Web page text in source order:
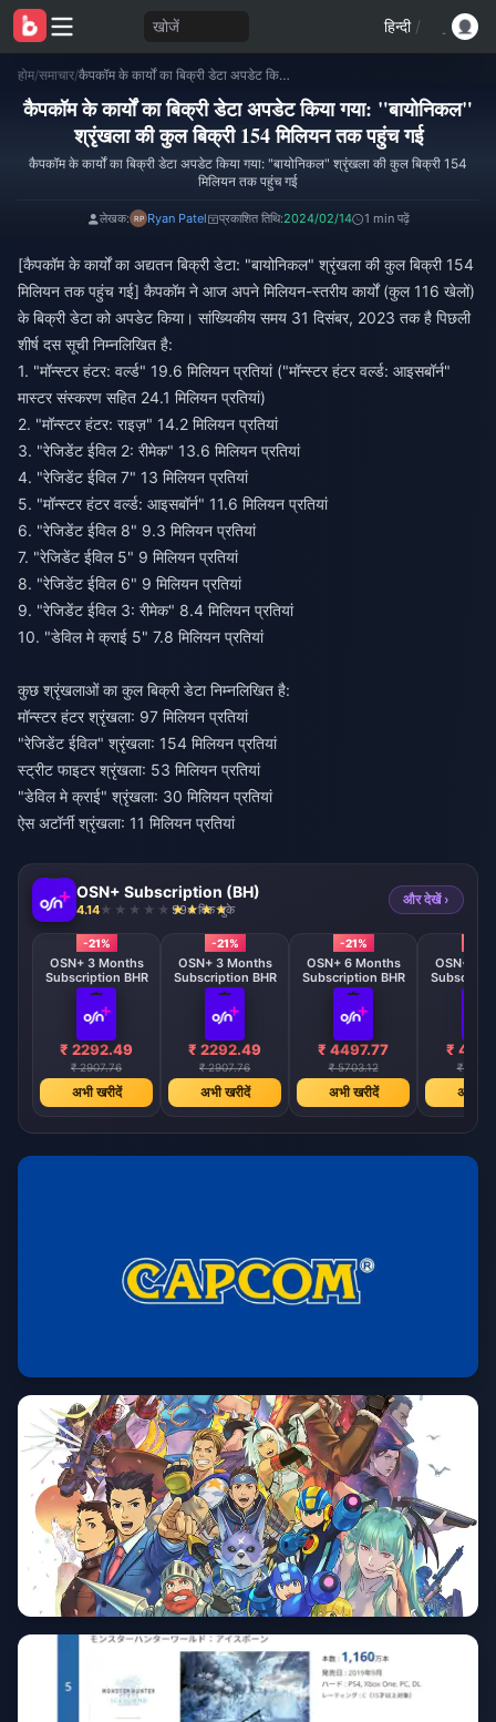
खोजें हिन्दी /
होम/समाचार/ कैपकॉम के कार्यों का बिक्री डेटा अपडेट किया गया: "बायोनिकल" श्रृंखला की कुल बिक्री 154 मिलियन तक पहुंच गई
कैपकॉम के कार्यों का बिक्री डेटा अपडेट किया गया: "बायोनिकल"
श्रृंखला की कुल बिक्री 154 मिलियन तक पहुंच गई
कैपकॉम के कार्यों का बिक्री डेटा अपडेट किया गया: "बायोनिकल" श्रृंखला की कुल बिक्री 154
मिलियन तक पहुंच गई
लेखक: Ryan Patel प्रकाशित तिथि:2024/02/14 1 min पढ़ें
[कैपकॉम के कार्यों का अद्यतन बिक्री डेटा: "बायोनिकल" श्रृंखला की कुल बिक्री 154
मिलियन तक पहुंच गई] कैपकॉम ने आज अपने मिलियन-स्तरीय कार्यों (कुल 116 खेलों)
के बिक्री डेटा को अपडेट किया। सांख्यिकीय समय 31 दिसंबर, 2023 तक है पिछली
शीर्ष दस सूची निम्नलिखित है:
1. "मॉन्स्टर हंटर: वर्ल्ड" 19.6 मिलियन प्रतियां ("मॉन्स्टर हंटर वर्ल्ड: आइसबॉर्न"
मास्टर संस्करण सहित 24.1 मिलियन प्रतियां)
2. "मॉन्स्टर हंटर: राइज़" 14.2 मिलियन प्रतियां
3. "रेजिडेंट ईविल 2: रीमेक" 13.6 मिलियन प्रतियां
4. "रेजिडेंट ईविल 7" 13 मिलियन प्रतियां
5. "मॉन्स्टर हंटर वर्ल्ड: आइसबॉर्न" 11.6 मिलियन प्रतियां
6. "रेजिडेंट ईविल 8" 9.3 मिलियन प्रतियां
7. "रेजिडेंट ईविल 5" 9 मिलियन प्रतियां
8. "रेजिडेंट ईविल 6" 9 मिलियन प्रतियां
9. "रेजिडेंट ईविल 3: रीमेक" 8.4 मिलियन प्रतियां
10. "डेविल मे क्राई 5" 7.8 मिलियन प्रतियां
कुछ श्रृंखलाओं का कुल बिक्री डेटा निम्नलिखित है:
मॉन्स्टर हंटर श्रृंखला: 97 मिलियन प्रतियां
"रेजिडेंट ईविल" श्रृंखला: 154 मिलियन प्रतियां
स्ट्रीट फाइटर श्रृंखला: 53 मिलियन प्रतियां
"डेविल मे क्राई" श्रृंखला: 30 मिलियन प्रतियां
ऐस अटॉर्नी श्रृंखला: 11 मिलियन प्रतियां
OSN+ Subscription (BH)
4.14 994 बिक चुके
और देखें ›
-21%
OSN+ 3 Months
Subscription BHR
₹ 2292.49
₹ 2907.76
अभी खरीदें
-21%
OSN+ 3 Months
Subscription BHR
₹ 2292.49
₹ 2907.76
अभी खरीदें
-21%
OSN+ 6 Months
Subscription BHR
₹ 4497.77
₹ 5703.12
अभी खरीदें
OSN+ 6
₹
₹
अभी